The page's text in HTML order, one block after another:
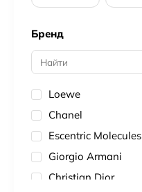
Бренд
Loewe
Chanel
Escentric Molecules
Giorgio Armani
Christian Dior